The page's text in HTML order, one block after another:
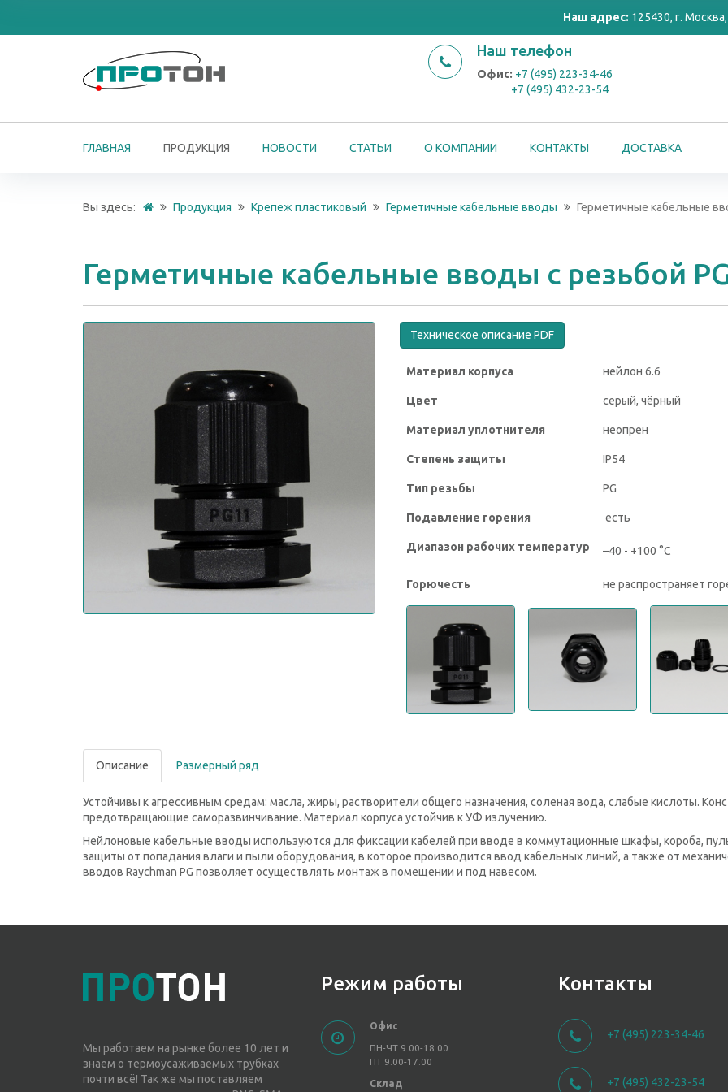
Наш адрес: 125430, г.
Наш телефон
Офис: +7 (495) 223-34-46
+7 (495) 432-23-54
ГЛАВНАЯ ПРОДУКЦИЯ НОВОСТИ СТАТЬИ О КОМПАНИИ КОНТАКТЫ ДОСТАВКА
Вы здесь: Продукция Крепеж пластиковый Герметичные кабельные вводы Герметичные кабельные
Герметичные кабельные вводы с резьбой
Техническое описание PDF
Материал корпуса нейлон 6.6
Цвет серый, чёрный
Материал уплотнителя неопрен
Степень защиты IP54
Тип резьбы PG
Подавление горения есть
Диапазон рабочих температур –40 - +100 °C
Горючесть не распространяет
Описание Размерный ряд
Устойчивы к агрессивным средам: масла, жиры, растворители общего назначения, соленая вода, слабые кислоты.
предотвращающие саморазвинчивание. Материал корпуса устойчив к УФ излучению.
Нейлоновые кабельные вводы используются для фиксации кабелей при вводе в коммутационные шкафы, короба,
защиты от попадания влаги и пыли оборудования, в которое производится ввод кабельных линий, а также от
вводов Raychman PG позволяет осуществлять монтаж в помещении и под навесом.
Мы работаем на рынке более 10 лет и
знаем о термоусаживаемых трубках
почти всё! Так же мы поставляем
Режим работы
Офис
ПН-ЧТ 9.00-18.00
ПТ 9.00-17.00
Склад
Контакты
+7 (495) 223-34-46
+7 (495) 432-23-54